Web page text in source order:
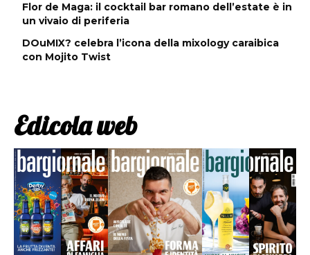
Flor de Maga: il cocktail bar romano dell’estate è in
un vivaio di periferia
DOuMIX? celebra l’icona della mixology caraibica
con Mojito Twist
Edicola web